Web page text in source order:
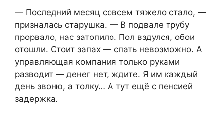
— Последний месяц совсем тяжело стало, —
призналась старушка. — В подвале трубу
прорвало, нас затопило. Пол вздулся, обои
отошли. Стоит запах — спать невозможно. А
управляющая компания только руками
разводит — денег нет, ждите. Я им каждый
день звоню, а толку… А тут ещё с пенсией
задержка.